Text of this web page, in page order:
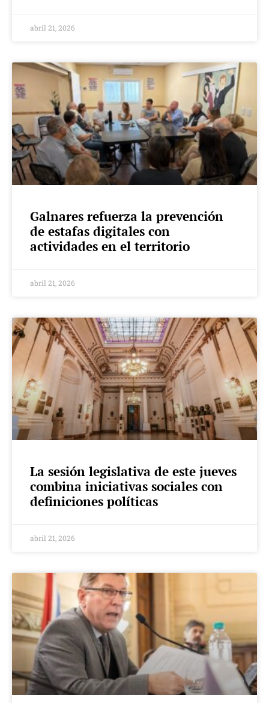
abril 21, 2026
Galnares refuerza la prevención
de estafas digitales con
actividades en el territorio
abril 21, 2026
La sesión legislativa de este jueves
combina iniciativas sociales con
definiciones políticas
abril 21, 2026